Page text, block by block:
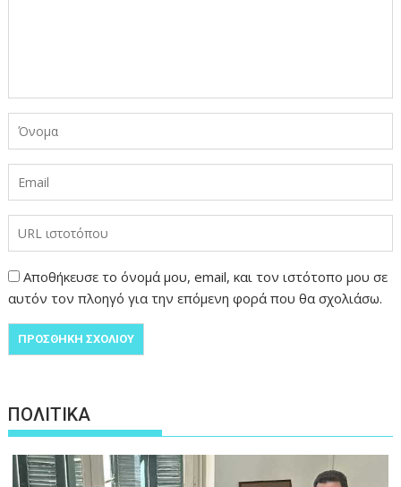
Αποθήκευσε το όνομά μου, email, και τον ιστότοπο μου σε
αυτόν τον πλοηγό για την επόμενη φορά που θα σχολιάσω.
ΠΟΛΙΤΙΚΑ